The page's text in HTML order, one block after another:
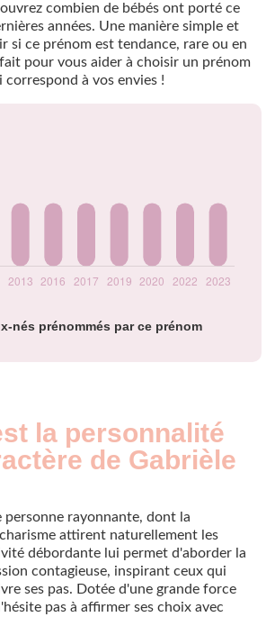
combien de bébés ont porté ce
années. Une manière simple et
si ce prénom est tendance, rare ou en
pour vous aider à choisir un prénom
correspond à vos envies !
nés prénommés par ce prénom
la personnalité
de Gabrièle
personne rayonnante, dont la
attirent naturellement les
débordante lui permet d'aborder la
contagieuse, inspirant ceux qui
ses pas. Dotée d'une grande force
pas à affirmer ses choix avec